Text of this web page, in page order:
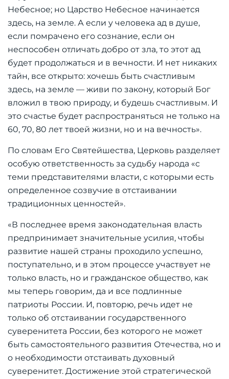
Небесное; но Царство Небесное начинается
здесь, на земле. А если у человека ад в душе,
если помрачено его сознание, если он
неспособен отличать добро от зла, то этот ад
будет продолжаться и в вечности. И нет никаких
тайн, все открыто: хочешь быть счастливым
здесь, на земле — живи по закону, который Бог
вложил в твою природу, и будешь счастливым. И
это счастье будет распространяться не только на
60, 70, 80 лет твоей жизни, но и на вечность».
По словам Его Святейшества, Церковь разделяет
особую ответственность за судьбу народа «с
теми представителями власти, с которыми есть
определенное созвучие в отстаивании
традиционных ценностей».
«В последнее время законодательная власть
предпринимает значительные усилия, чтобы
развитие нашей страны проходило успешно,
поступательно, и в этом процессе участвует не
только власть, но и гражданское общество, как
мы теперь говорим, да и все подлинные
патриоты России. И, повторю, речь идет не
только об отстаивании государственного
суверенитета России, без которого не может
быть самостоятельного развития Отечества, но и
о необходимости отстаивать духовный
суверенитет. Достижение этой стратегической